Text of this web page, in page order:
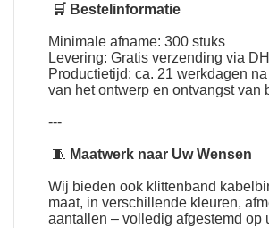
🛒 Bestelinformatie
Minimale afname: 300 stuks
Levering: Gratis verzending via
Productietijd: ca. 21 werkdagen
van het ontwerp en ontvangst van
---
🧵 Maatwerk naar Uw Wensen
Wij bieden ook klittenband
maat, in verschillende kleuren,
aantallen – volledig afgestemd op